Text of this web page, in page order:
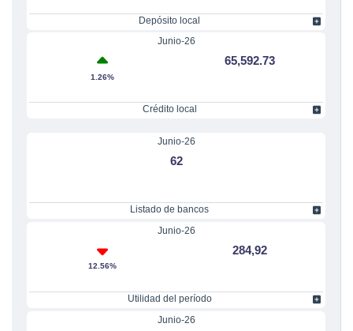
Depósito local
Junio-26
1.26%
65,592.73
Crédito local
Junio-26
62
Listado de bancos
Junio-26
12.56%
284,92
Utilidad del período
Junio-26